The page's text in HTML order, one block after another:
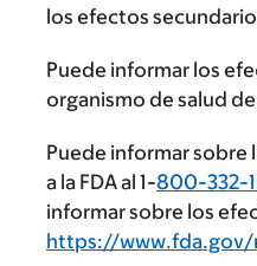
los efectos
Puede informar los
organismo de salud de
Puede informar sobre
a la FDA al 1-800-332-
informar sobre los
https://www.fda.gov/